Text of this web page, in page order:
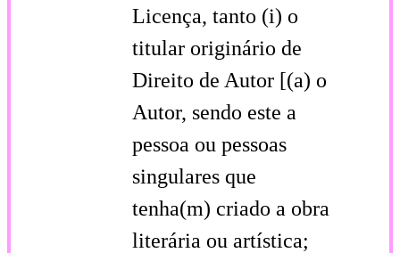
Licença, tanto (i) o
titular originário de
Direito de Autor [(a) o
Autor, sendo este a
pessoa ou pessoas
singulares que
tenha(m) criado a obra
literária ou artística;